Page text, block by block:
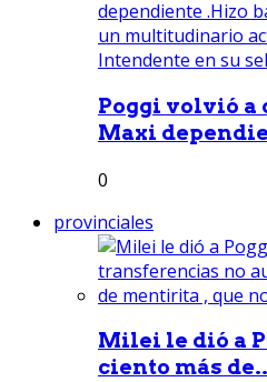
Poggi volvió a
Maxi
0
provinciales
Milei le dió a
ciento más